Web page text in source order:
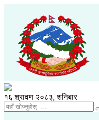
१६ श्रावण २०८३, शनिबार